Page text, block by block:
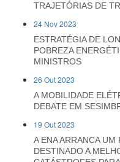
TRAJETÓRIAS DE
24 Nov 2023
ESTRATÉGIA DE
POBREZA
MINISTROS
26 Out 2023
A MOBILIDADE
DEBATE EM
19 Out 2023
A ENA ARRANCA UM
DESTINADO A